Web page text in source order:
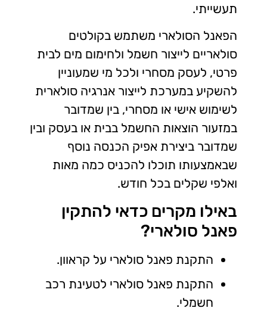
תעשייתי.
הפאנל הסולארי משתמש בקולטים
סולאריים לייצור חשמל ולחימום מים לבית
פרטי, לעסק מסחרי ולכל מי שמעוניין
להשקיע במערכת לייצור אנרגיה סולארית
לשימוש אישי או מסחרי, בין שמדובר
במזעור הוצאות החשמל בבית או בעסק ובין
שמדובר ביצירת אפיק הכנסה נוסף
שבאמצעותו תוכלו להכניס כמה מאות
ואלפי שקלים בכל חודש.
באילו מקרים כדאי להתקין
פאנל סולארי?
התקנת פאנל סולארי על קראוון.
התקנת פאנל סולארי לטעינת רכב
חשמלי.